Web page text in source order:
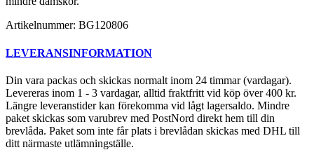
Artikelnummer: BG120806
LEVERANSINFORMATION
Din vara packas och skickas normalt inom 24 timmar (vardagar).
Levereras inom 1 - 3 vardagar, alltid fraktfritt vid köp över 400 kr.
Längre leveranstider kan förekomma vid lågt lagersaldo. Mindre
paket skickas som varubrev med PostNord direkt hem till din
brevlåda. Paket som inte får plats i brevlådan skickas med DHL till
ditt närmaste utlämningställe.